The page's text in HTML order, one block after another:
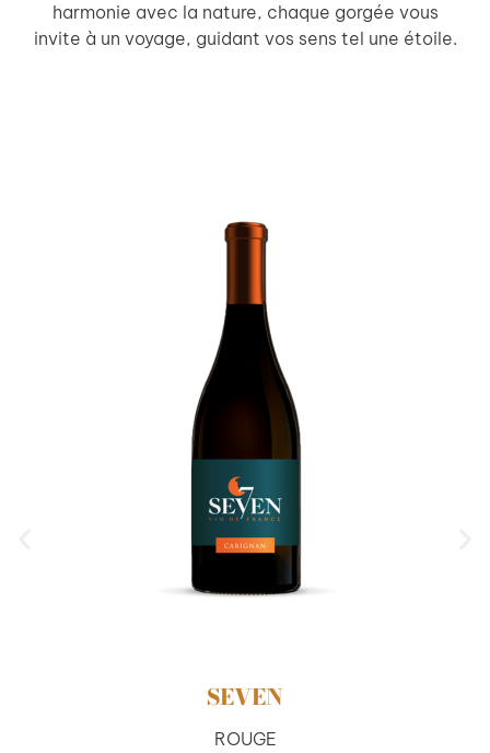
harmonie avec la nature, chaque gorgée vous
invite à un voyage, guidant vos sens tel une étoile.
SEVEN
ROUGE